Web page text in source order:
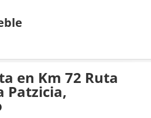
en Km 72 Ruta
Patzicia,